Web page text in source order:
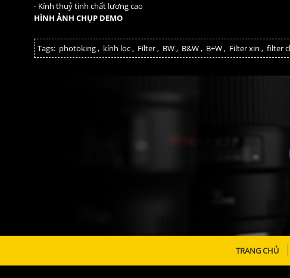
- Kính thuỷ tinh chất lượng cao
HÌNH ẢNH CHỤP DEMO
Tags: photoking, kính lọc, Filter, BW, B&W, B+W, Filter xịn , filter
TRANG CHỦ